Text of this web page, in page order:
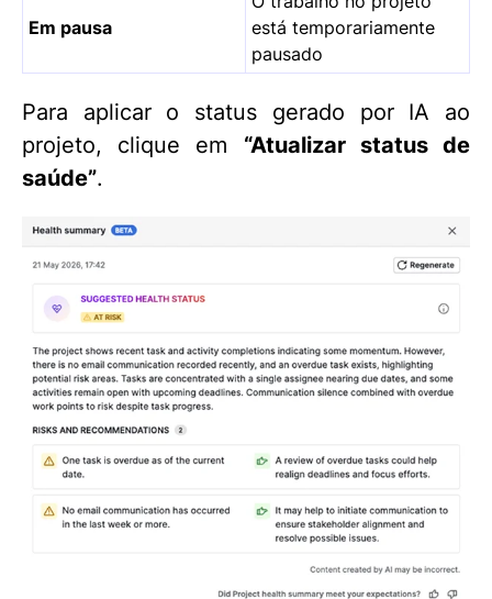
Em pausa
está temporariamente
pausado
Para aplicar o status gerado por IA ao
projeto, clique em “Atualizar status de
saúde”.